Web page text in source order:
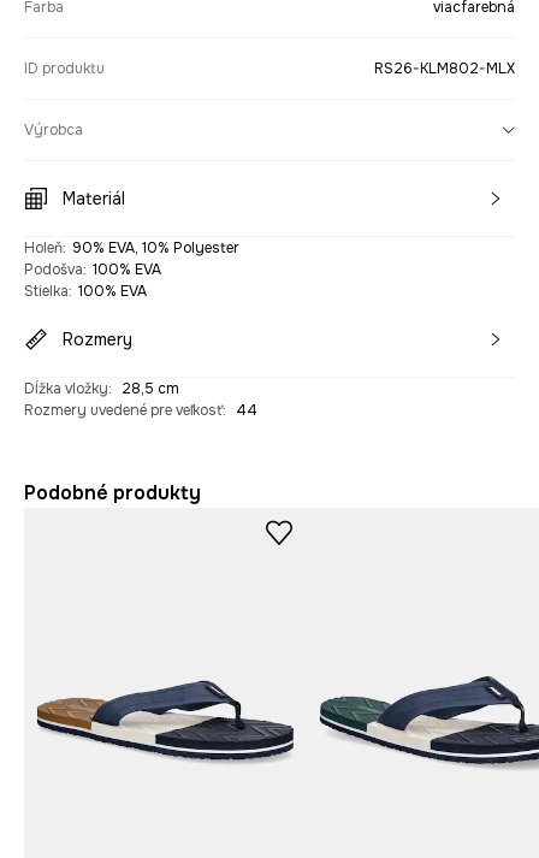
Farba viacfarebná
ID produktu RS26-KLM802-MLX
Výrobca
Materiál
Holeň: 90% EVA, 10% Polyester
Podošva: 100% EVA
Stielka: 100% EVA
Rozmery
Dĺžka vložky:
28,5 cm
Rozmery uvedené pre veľkosť: 44
Podobné produkty